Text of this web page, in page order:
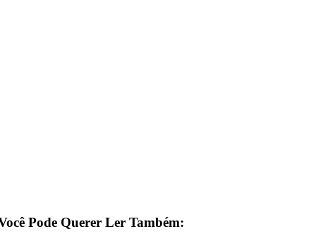
Pode Querer Ler Também: